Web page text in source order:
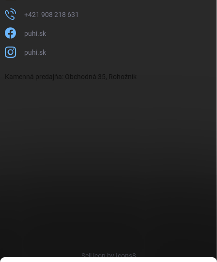
+421 908 218 631
puhi.sk
puhi.sk
Kamenná predajňa: Obchodná 35, Rohožník
Sell icon by Icons8